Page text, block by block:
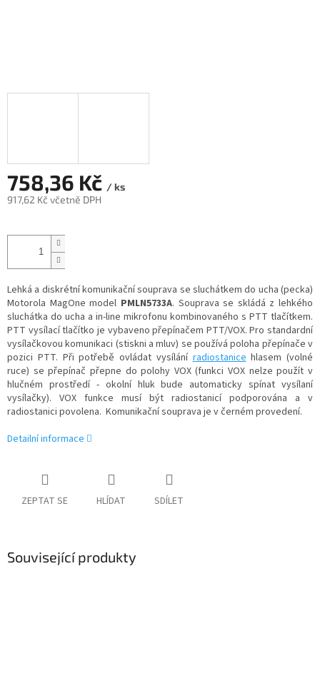
758,36 Kč / ks
917,62 Kč včetně DPH
cena:
Lehká a diskrétní komunikační souprava se sluchátkem do ucha (pecka)
Motorola MagOne model PMLN5733A. Souprava se skládá z lehkého
sluchátka do ucha a in-line mikrofonu kombinovaného s PTT tlačítkem.
PTT vysílací tlačítko je vybaveno přepínačem PTT/VOX. Pro standardní
vysílačkovou komunikaci (stiskni a mluv) se používá poloha přepínače v
pozici PTT. Při potřebě ovládat vysíláníradiostanicehlasem (volné
ruce) se přepínač přepne do polohy VOX (funkci VOX nelze použít v
hlučném prostředí - okolní hluk bude automaticky spínat vysílaní
vysílačky). VOX funkce musí být radiostanicí podporována a v
radiostanici povolena. Komunikační souprava je v černém provedení.
Detailní informace
ZEPTAT SE HLÍDAT SDÍLET
Související produkty